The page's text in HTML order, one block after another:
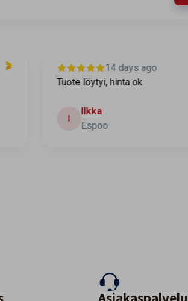
14 days ago
Tuote löytyi, hinta ok
Ilkka
Espoo